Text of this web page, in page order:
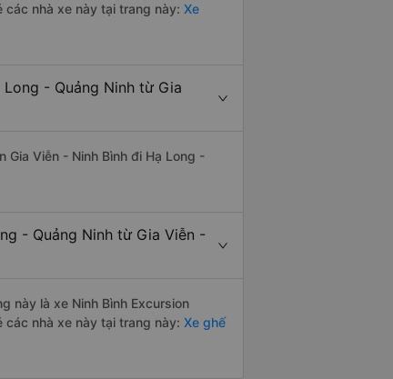
nhà xe này tại trang này: Xe
- Quảng Ninh từ Gia
Gia Viễn - Ninh Bình đi Hạ Long -
- Quảng Ninh từ Gia Viễn -
này là xe Ninh Bình Excursion
nhà xe này tại trang này: Xe ghế